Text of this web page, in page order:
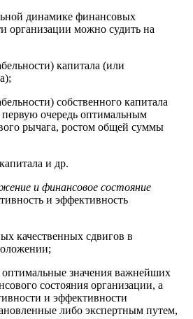
динамике финансовых
организации можно судить на
капитала (или
собственного капитала
первую очередь оптимальным
рычага, ростом общей суммы
и др.
и финансовое состояние
и эффективность
качественных сдвигов в
значения важнейших
состояния организации, а
и эффективности
либо экспертным путем,